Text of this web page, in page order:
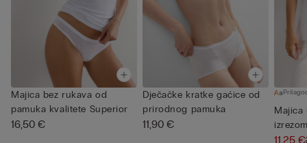
Majica bez rukava od
pamuka kvalitete Superior
16,50 €
Dječačke kratke gaćice od
prirodnog pamuka
11,90 €
Majica
11,25 €